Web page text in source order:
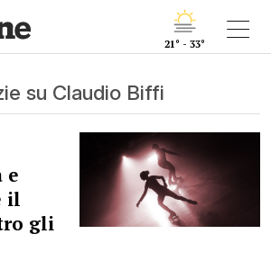
21° - 33°
su Claudio Biffi
e
il
gli